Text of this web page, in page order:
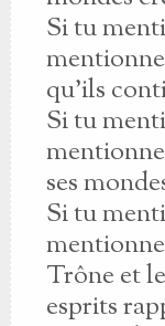
Si tu
qu'ils
Si tu
ses
Si tu
Trône et
esprits